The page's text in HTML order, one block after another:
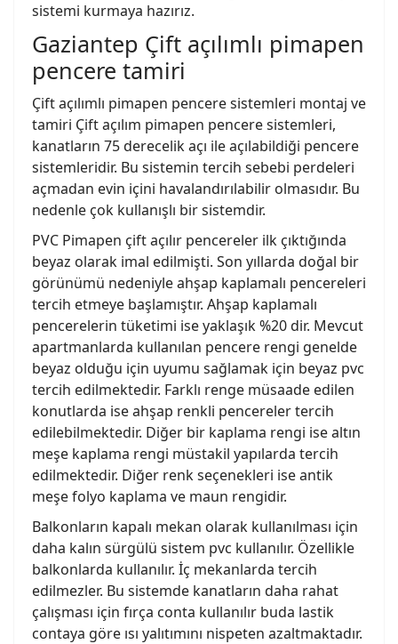
sistemi kurmaya hazırız.
Gaziantep Çift açılımlı pimapen
pencere tamiri
Çift açılımlı pimapen pencere sistemleri montaj ve
tamiri Çift açılım pimapen pencere sistemleri,
kanatların 75 derecelik açı ile açılabildiği pencere
sistemleridir. Bu sistemin tercih sebebi perdeleri
açmadan evin içini havalandırılabilir olmasıdır. Bu
nedenle çok kullanışlı bir sistemdir.
PVC Pimapen çift açılır pencereler ilk çıktığında
beyaz olarak imal edilmişti. Son yıllarda doğal bir
görünümü nedeniyle ahşap kaplamalı pencereleri
tercih etmeye başlamıştır. Ahşap kaplamalı
pencerelerin tüketimi ise yaklaşık %20 dir. Mevcut
apartmanlarda kullanılan pencere rengi genelde
beyaz olduğu için uyumu sağlamak için beyaz pvc
tercih edilmektedir. Farklı renge müsaade edilen
konutlarda ise ahşap renkli pencereler tercih
edilebilmektedir. Diğer bir kaplama rengi ise altın
meşe kaplama rengi müstakil yapılarda tercih
edilmektedir. Diğer renk seçenekleri ise antik
meşe folyo kaplama ve maun rengidir.
Balkonların kapalı mekan olarak kullanılması için
daha kalın sürgülü sistem pvc kullanılır. Özellikle
balkonlarda kullanılır. İç mekanlarda tercih
edilmezler. Bu sistemde kanatların daha rahat
çalışması için fırça conta kullanılır buda lastik
contaya göre ısı yalıtımını nispeten azaltmaktadır.